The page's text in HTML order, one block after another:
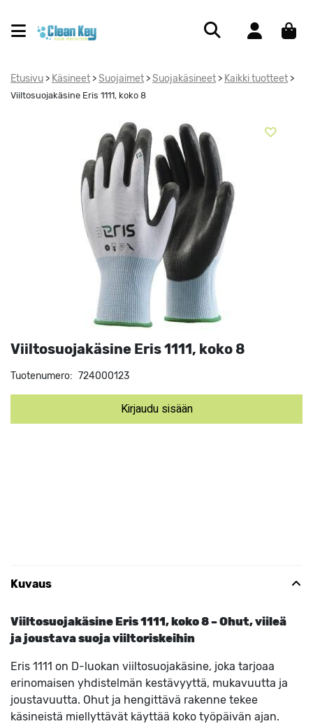
Etusivu > Käsineet > Suojaimet > Suojakäsineet > Kaikki tuotteet >
Viiltosuojakäsine Eris 1111, koko 8
Viiltosuojakäsine Eris 1111, koko 8
Tuotenumero: 724000123
Kirjaudu sisään
Kuvaus
Viiltosuojakäsine Eris 1111, koko 8 – Ohut, viileä
ja joustava suoja viiltoriskeihin
Eris 1111 on D-luokan viiltosuojakäsine, joka tarjoaa
erinomaisen yhdistelmän kestävyyttä, mukavuutta ja
joustavuutta. Ohut ja hengittävä rakenne tekee
käsineistä miellyttävät käyttää koko työpäivän ajan.